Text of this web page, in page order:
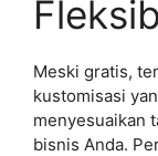
Meski gratis,
kustomisasi
menyesuaikan
bisnis Anda.